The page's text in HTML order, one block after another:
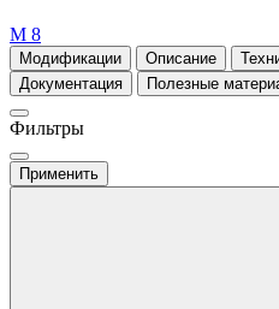
М 8
Модификации Описание
Документация
Полезные
Фильтры
Применить